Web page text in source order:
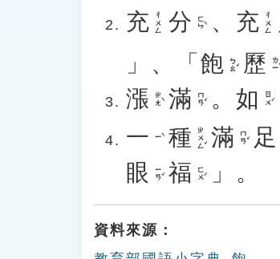
充 ㄔㄨㄥ 分 ㄈㄣˋ 、 充 ㄔㄨㄥ
」、「 飽 ㄅㄠˇ 歷 ㄌㄧˋ
漲 ㄓㄤˋ 滿 ㄇㄢˇ 。 如 ㄖㄨˊ
一
ㄧˋ 種 ㄓㄨㄥˇ 滿 ㄇㄢˇ 足
眼 ㄧㄢˇ 福 ㄈㄨˊ 」。
資料來源：